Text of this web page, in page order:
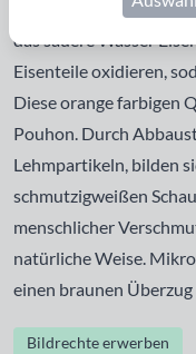
Huminsäuren
das sauere Wasser
Eisenteile oxidieren,
Diese orange farbigen
Pouhon. Durch
Lehmpartikeln, bilden
schmutzigweißen
menschlicher
natürliche Weise.
einen braunen
Bildrechte erwerben